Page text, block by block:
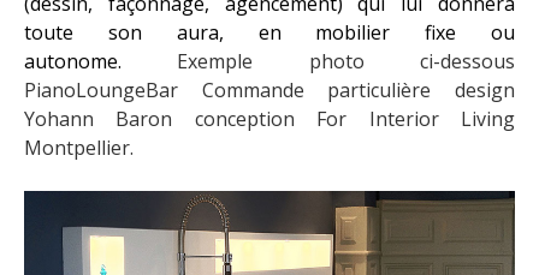
toute son aura, en mobilier fixe ou
autonome. Exemple photo ci-dessous
PianoLoungeBar Commande particulière design
Yohann Baron conception For Interior Living
Montpellier.
Cuisine contemporaine
MATÉRIAUX & PRODUITS
PEINTURE LITTLE GREENE
PARQUET BAUWERK
GRÈS CÉRAME MIRAGE